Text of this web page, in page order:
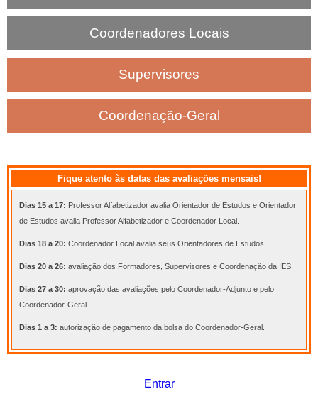
Coordenadores Locais
Supervisores
Coordenação-Geral
Fique atento às datas das avaliações mensais!
Dias 15 a 17: Professor Alfabetizador avalia Orientador de Estudos e Orientador
de Estudos avalia Professor Alfabetizador e Coordenador Local.
Dias 18 a 20: Coordenador Local avalia seus Orientadores de Estudos.
Dias 20 a 26: avaliação dos Formadores, Supervisores e Coordenação da IES.
Dias 27 a 30: aprovação das avaliações pelo Coordenador-Adjunto e pelo
Coordenador-Geral.
Dias 1 a 3: autorização de pagamento da bolsa do Coordenador-Geral.
Entrar